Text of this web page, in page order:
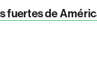
fuertes de